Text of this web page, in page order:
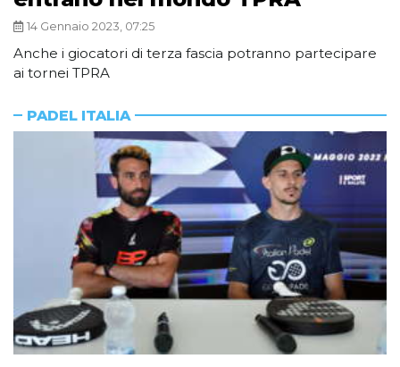
14 Gennaio 2023, 07:25
Anche i giocatori di terza fascia potranno partecipare
ai tornei TPRA
PADEL ITALIA